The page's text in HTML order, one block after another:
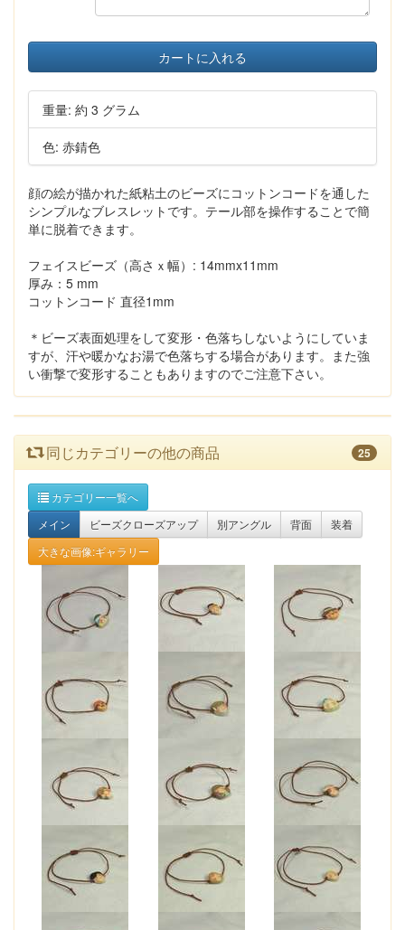
カートに入れる
重量: 約 3 グラム
色: 赤錆色
顔の絵が描かれた紙粘土のビーズにコットンコードを通した
シンプルなブレスレットです。テール部を操作することで簡
単に脱着できます。
フェイスビーズ（高さｘ幅）: 14mmx11mm
厚み：5 mm
コットンコード 直径1mm
＊ビーズ表面処理をして変形・色落ちしないようにしていま
すが、汗や暖かなお湯で色落ちする場合があります。また強
い衝撃で変形することもありますのでご注意下さい。
同じカテゴリーの他の商品 25
カテゴリー一覧へ
メイン
ビーズクローズアップ 別アングル 背面
装着
大きな画像:ギャラリー